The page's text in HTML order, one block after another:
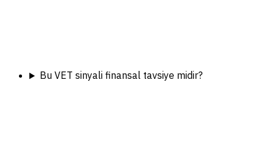
Bu VET sinyali finansal tavsiye midir?